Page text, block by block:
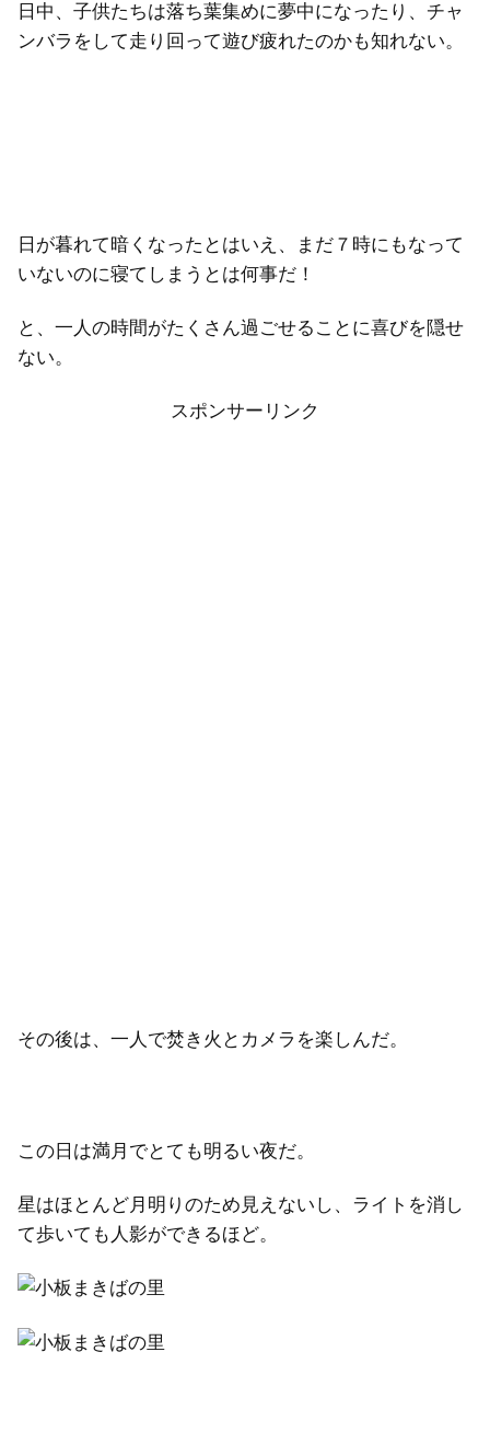
日中、子供たちは落ち葉集めに夢中になったり、チャ
ンバラをして走り回って遊び疲れたのかも知れない。
日が暮れて暗くなったとはいえ、まだ７時にもなって
いないのに寝てしまうとは何事だ！
と、一人の時間がたくさん過ごせることに喜びを隠せ
ない。
スポンサーリンク
その後は、一人で焚き火とカメラを楽しんだ。
この日は満月でとても明るい夜だ。
星はほとんど月明りのため見えないし、ライトを消し
て歩いても人影ができるほど。